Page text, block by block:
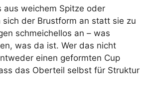
aus weichem Spitze oder
sich der Brustform an statt sie zu
schmeichellos an – was
was da ist. Wer das nicht
einen geformten Cup
das Oberteil selbst für Struktur